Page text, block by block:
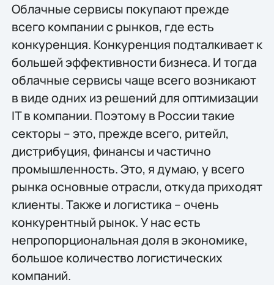
Облачные сервисы покупают прежде
всего компании с рынков, где есть
конкуренция. Конкуренция подталкивает к
большей эффективности бизнеса. И тогда
облачные сервисы чаще всего возникают
в виде одних из решений для оптимизации
IT в компании. Поэтому в России такие
секторы – это, прежде всего, ритейл,
дистрибуция, финансы и частично
промышленность. Это, я думаю, у всего
рынка основные отрасли, откуда приходят
клиенты. Также и логистика – очень
конкурентный рынок. У нас есть
непропорциональная доля в экономике,
большое количество логистических
компаний.